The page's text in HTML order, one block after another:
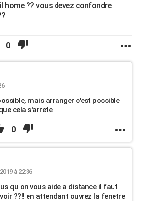
home ?? vous devez confondre
0
mais arranger c'est possible
cela s'arrete
0
à 22:36
qu on vous aide a distance il faut
??!! en attendant ouvrez la fenetre